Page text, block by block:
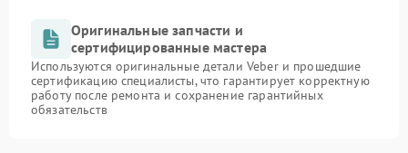
Оригинальные запчасти и
сертифицированные мастера
Используются оригинальные детали Veber и прошедшие
сертификацию специалисты, что гарантирует корректную
работу после ремонта и сохранение гарантийных
обязательств